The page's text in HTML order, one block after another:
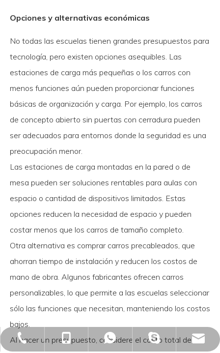
Opciones y alternativas económicas
No todas las escuelas tienen grandes presupuestos para
tecnología, pero existen opciones asequibles. Las
estaciones de carga más pequeñas o los carros con
menos funciones aún pueden proporcionar funciones
básicas de organización y carga. Por ejemplo, los carros
de concepto abierto sin puertas con cerradura pueden
ser adecuados para entornos donde la seguridad es una
preocupación menor.
Las estaciones de carga montadas en la pared o de
mesa pueden ser soluciones rentables para aulas con
espacio o cantidad de dispositivos limitados. Estas
opciones reducen la necesidad de espacio y pueden
costar menos que los carros de tamaño completo.
Otra alternativa es comprar carros precableados, que
ahorran tiempo de instalación y reducen los costos de
mano de obra. Algunos fabricantes ofrecen carros
personalizables, lo que permite a las escuelas seleccionar
sólo las funciones que necesitan, manteniendo los costos
bajos.
Al hacer un presupuesto, considere el costo total de
+86-574-27887831
+86-13968280269
+86-15267858416
ron.chen0827
Marketing@webit.cc